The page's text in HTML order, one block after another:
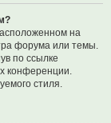
на
форума или темы.
по ссылке
конференции.
стиля.